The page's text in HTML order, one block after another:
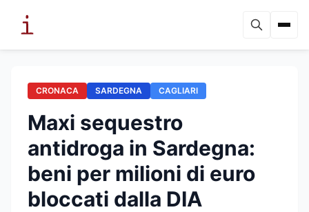
CRONACA SARDEGNA CAGLIARI
Maxi sequestro
antidroga in Sardegna:
beni per milioni di euro
bloccati dalla DIA